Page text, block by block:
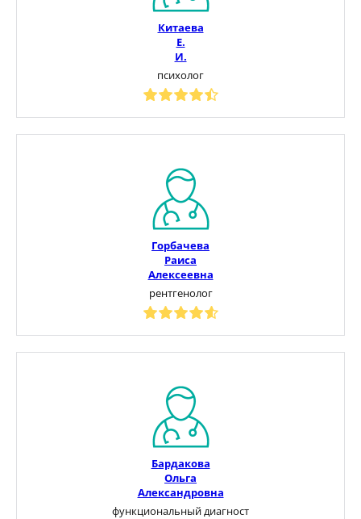
Китаева
Е.
И.
психолог
Горбачева
Раиса
Алексеевна
рентгенолог
Бардакова
Ольга
Александровна
функциональный диагност